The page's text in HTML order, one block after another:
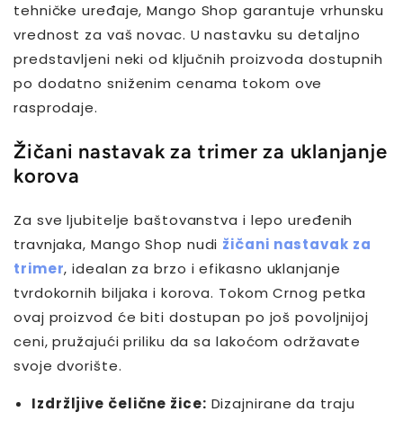
tehničke uređaje, Mango Shop garantuje vrhunsku
vrednost za vaš novac. U nastavku su detaljno
predstavljeni neki od ključnih proizvoda dostupnih
po dodatno sniženim cenama tokom ove
rasprodaje.
Žičani nastavak za trimer za uklanjanje
korova
Za sve ljubitelje baštovanstva i lepo uređenih
travnjaka, Mango Shop nudi žičani nastavak za
trimer, idealan za brzo i efikasno uklanjanje
tvrdokornih biljaka i korova. Tokom Crnog petka
ovaj proizvod će biti dostupan po još povoljnijoj
ceni, pružajući priliku da sa lakoćom održavate
svoje dvorište.
Izdržljive čelične žice: Dizajnirane da traju